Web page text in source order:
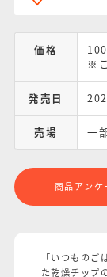
価格
※
発売日
売場 一
商品アンケ
「いつもの
た乾燥チップ